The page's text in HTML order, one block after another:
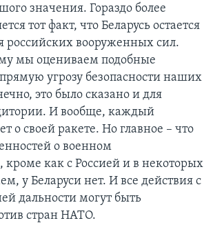
значения. Гораздо более
тот факт, что Беларусь остается
российских вооруженных сил.
мы оцениваем подобные
угрозу безопасности наших
это было сказано и для
И вообще, каждый
о своей ракете. Но главное – что
о военном
кроме как с Россией и в некоторых
у Беларуси нет. И все действия с
дальности могут быть
стран НАТО.